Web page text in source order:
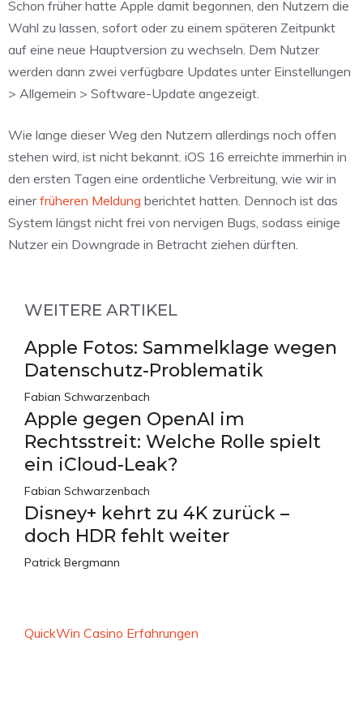
Schon früher hatte Apple damit begonnen, den Nutzern die
Wahl zu lassen, sofort oder zu einem späteren Zeitpunkt
auf eine neue Hauptversion zu wechseln. Dem Nutzer
werden dann zwei verfügbare Updates unter Einstellungen
> Allgemein > Software-Update angezeigt.
Wie lange dieser Weg den Nutzern allerdings noch offen
stehen wird, ist nicht bekannt. iOS 16 erreichte immerhin in
den ersten Tagen eine ordentliche Verbreitung, wie wir in
einerfrüheren Meldung berichtet hatten. Dennoch ist das
System längst nicht frei von nervigen Bugs, sodass einige
Nutzer ein Downgrade in Betracht ziehen dürften.
WEITERE ARTIKEL
Apple Fotos: Sammelklage wegen
Datenschutz-Problematik
Fabian Schwarzenbach
Apple gegen OpenAI im
Rechtsstreit: Welche Rolle spielt
ein iCloud-Leak?
Fabian Schwarzenbach
Disney+ kehrt zu 4K zurück –
doch HDR fehlt weiter
Patrick Bergmann
QuickWin Casino Erfahrungen